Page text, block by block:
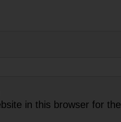
in this browser for the